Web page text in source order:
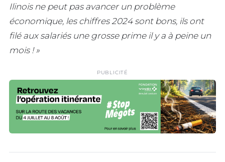
Ilinois ne peut pas avancer un problème
économique, les chiffres 2024 sont bons, ils ont
filé aux salariés une grosse prime il y a à peine un
mois ! »
PUBLICITÉ